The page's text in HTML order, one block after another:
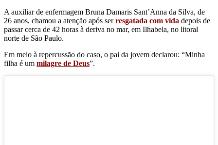
A auxiliar de enfermagem Bruna Damaris Sant’Anna da Silva, de
26 anos, chamou a atenção após serresgatada com vida depois de
passar cerca de 42 horas à deriva no mar, em Ilhabela, no litoral
norte de São Paulo.
Em meio à repercussão do caso, o pai da jovem declarou: “Minha
filha é um milagre de Deus”.